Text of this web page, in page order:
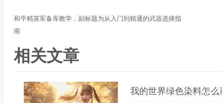
和平精英军备库教学，副标题为从入门到精通的武器选择指
南
相关文章
我的世界绿色染料怎